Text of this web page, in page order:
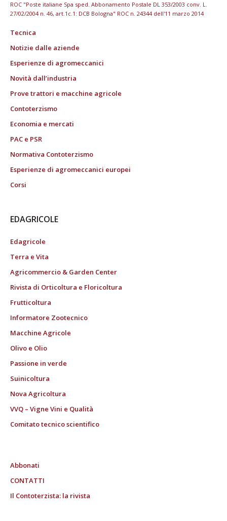
ROC "Poste italiane Spa sped. Abbonamento Postale DL 353/2003 conv. L.
27/02/2004 n. 46, art.1c.1: DCB Bologna" ROC n. 24344 dell'11 marzo 2014
Tecnica
Notizie dalle aziende
Esperienze di agromeccanici
Novità dall’industria
Prove trattori e macchine agricole
Contoterzismo
Economia e mercati
PAC e PSR
Normativa Contoterzismo
Esperienze di agromeccanici europei
Corsi
EDAGRICOLE
Edagricole
Terra e Vita
Agricommercio & Garden Center
Rivista di Orticoltura e Floricoltura
Frutticoltura
Informatore Zootecnico
Macchine Agricole
Olivo e Olio
Passione in verde
Suinicoltura
Nova Agricoltura
VVQ – Vigne Vini e Qualità
Comitato tecnico scientifico
Abbonati
CONTATTI
Il Contoterzista: la rivista